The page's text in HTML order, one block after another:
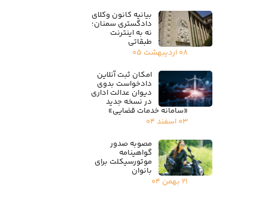
بیانیه کانون وکلای
دادگستری سمنان؛
نه به اینترنت
طبقاتی
۰۸ اردیبهشت ۰۵
امکان ثبت آنلاین
دادخواست بدوی
دیوان عدالت اداری
در نسخه جدید
«سامانه خدمات قضایی»
۰۳ اسفند ۰۴
مصوبه صدور
گواهینامه
موتورسیکلت برای
بانوان
۲۱ بهمن ۰۴